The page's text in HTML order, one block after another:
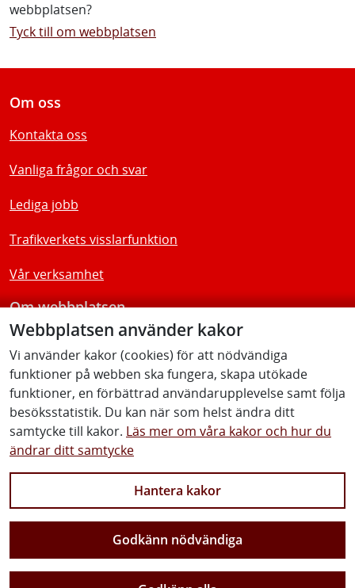
Webbplatsen använder kakor
Vi använder kakor (cookies) för att nödvändiga
funktioner på webben ska fungera, skapa utökade
funktioner, en förbättrad användarupplevelse samt följa
besöksstatistik. Du kan när som helst ändra ditt
samtycke till kakor. Läs mer om våra kakor och hur du
ändrar ditt samtycke
Hantera kakor
Godkänn nödvändiga
webbplatsen?
Tyck till om webbplatsen
Vi gör Sverige närmare
Om oss
Kontakta oss
Vanliga frågor och svar
Lediga jobb
Trafikverkets visslarfunktion
Vår verksamhet
Om webbplatsen
Tillgänglighetsredogörelse
Följ oss
Facebook Youtube